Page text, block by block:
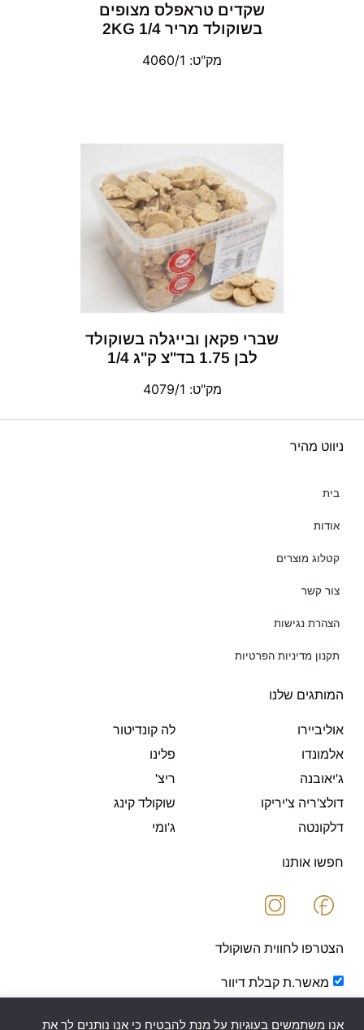
שקדים טראפלס מצופים
בשוקולד מריר 2KG 1/4
מק"ט: 4060/1
שברי פקאן ובייגלה בשוקולד
לבן 1.75 בד"צ ק"ג 1/4
מק"ט: 4079/1
ניווט מהיר
בית
אודות
קטלוג מוצרים
צור קשר
הצהרת נגישות
תקנון מדיניות הפרטיות
המותגים שלנו
אוליביירו
אלמונדו
ג'יאובנה
דולצ'ריה צ'יריקו
דלקונטה
לה קונדיטור
פלינו
ריצ'
שוקולד קינג
ג'ומי
חפשו אותנו
הצטרפו לחווית השוקולד
מאשר.ת קבלת דיוור
אנו משתמשים בעוגיות על מנת להבטיח כי אנו נותנים לך את